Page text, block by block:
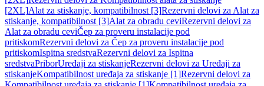
[2XL]Alat za stiskanje, kompatibilnost [3]Rezervni delovi za Alat za
stiskanje, kompatibilnost [3]Alat za obradu ceviRezervni delovi za
Alat za obradu ceviČep za proveru instalacije pod
pritiskomRezervni delovi za Čep za proveru instalacije pod
pritiskomIspitna sredstvaRezervni delovi za Ispitna
sredstvaPriborUređaji za stiskanjeRezervni delovi za Uređaji za
stiskanjeKompatibilnost uređaja za stiskanje [1]Rezervni delovi za